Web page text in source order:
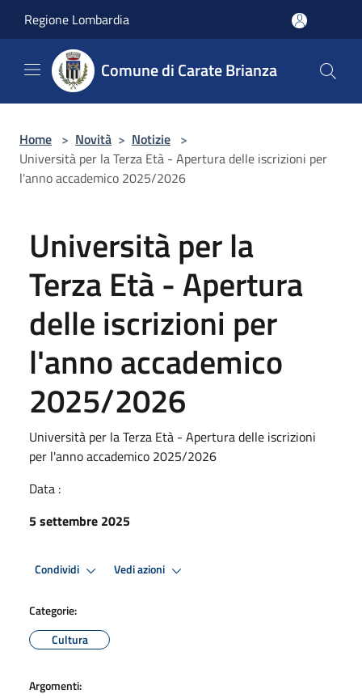
Regione Lombardia
Comune di Carate Brianza
Home > Novità > Notizie >
Università per la Terza Età - Apertura delle iscrizioni per
l'anno accademico 2025/2026
Università per la
Terza Età - Apertura
delle iscrizioni per
l'anno accademico
2025/2026
Università per la Terza Età - Apertura delle iscrizioni
per l'anno accademico 2025/2026
Data :
5 settembre 2025
Condividi Vedi azioni
Categorie:
Cultura
Argomenti: